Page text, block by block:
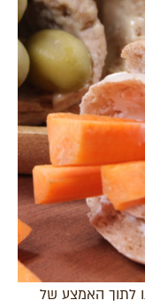
לתוך האמצע של